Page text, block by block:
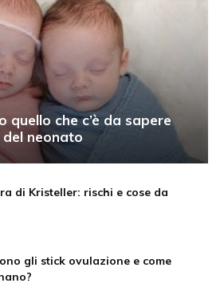
quello che c’è da sapere
neonato
di Kristeller: rischi e cose da
gli stick ovulazione e come